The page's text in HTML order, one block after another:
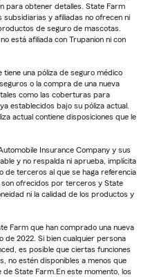
para obtener detalles. State Farm
subsidiarias y afiliadas no ofrecen ni
de seguro de mascotas.
está afiliada con Trupanion ni con
tiene una póliza de seguro médico
o la compra de una nueva
como las coberturas para
establecidos bajo su póliza actual.
actual contiene disposiciones que le
Insurance Company y sus
y no respalda ni aprueba, implícita
de terceros al que se haga referencia
ofrecidos por terceros y State
ni la calidad de los productos y
Farm que han comprado una nueva
de 2022. Si bien cualquier persona
es posible que ciertas funciones
no estén disponibles a menos que
de State Farm.En este momento, los